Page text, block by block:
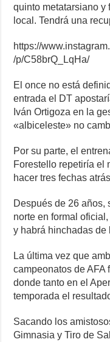
quinto metatarsiano y
local. Tendrá una
https://
/p/C58brQ_LqHa/
El once no está
entrada el DT
Iván Ortigoza en la
«albiceleste» no
Por su parte, el
Forestello repetiría el
hacer tres fechas
Después de 26 años,
norte en formal
y habrá hinchadas de
La última vez que
campeonatos de AFA
donde tanto en el
temporada el
Sacando los
Gimnasia y Tiro de